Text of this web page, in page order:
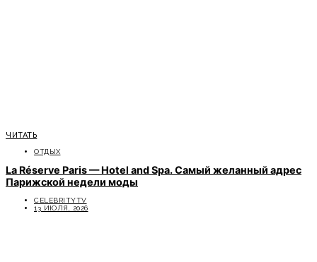
ЧИТАТЬ
ОТДЫХ
La Réserve Paris — Hotel and Spa. Самый желанный адрес
Парижской недели моды
CELEBRITYTV
13 ИЮЛЯ, 2026